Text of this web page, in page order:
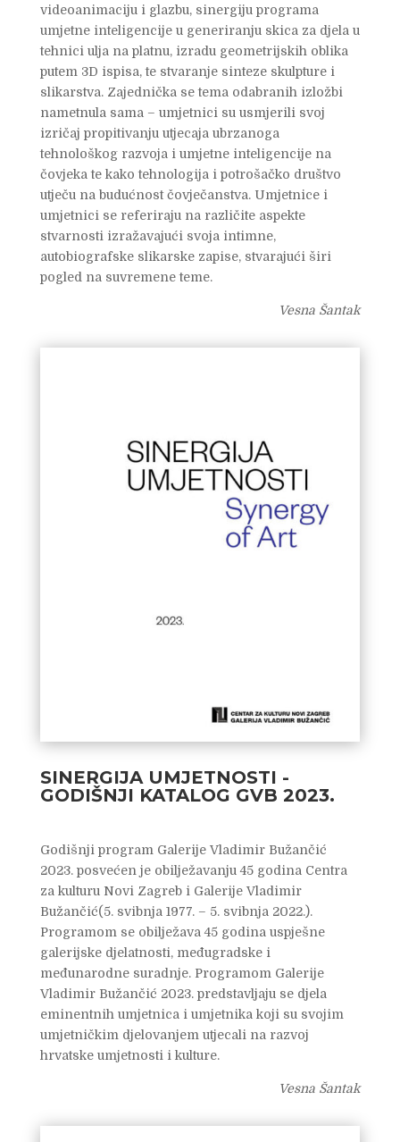
videoanimaciju i glazbu, sinergiju programa
umjetne inteligencije u generiranju skica za djela u
tehnici ulja na platnu, izradu geometrijskih oblika
putem 3D ispisa, te stvaranje sinteze skulpture i
slikarstva. Zajednička se tema odabranih izložbi
nametnula sama – umjetnici su usmjerili svoj
izričaj propitivanju utjecaja ubrzanoga
tehnološkog razvoja i umjetne inteligencije na
čovjeka te kako tehnologija i potrošačko društvo
utječu na budućnost čovječanstva. Umjetnice i
umjetnici se referiraju na različite aspekte
stvarnosti izražavajući svoja intimne,
autobiografske slikarske zapise, stvarajući širi
pogled na suvremene teme.
Vesna Šantak
SINERGIJA UMJETNOSTI -
GODIŠNJI KATALOG GVB 2023.
Godišnji program Galerije Vladimir Bužančić
2023. posvećen je obilježavanju 45 godina Centra
za kulturu Novi Zagreb i Galerije Vladimir
Bužančić(5. svibnja 1977. – 5. svibnja 2022.).
Programom se obilježava 45 godina uspješne
galerijske djelatnosti, međugradske i
međunarodne suradnje. Programom Galerije
Vladimir Bužančić 2023. predstavljaju se djela
eminentnih umjetnica i umjetnika koji su svojim
umjetničkim djelovanjem utjecali na razvoj
hrvatske umjetnosti i kulture.
Vesna Šantak